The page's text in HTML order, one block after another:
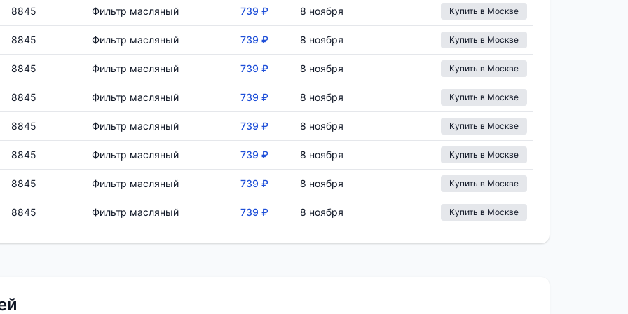
8845 Фильтр масляный 739 ₽ 8 ноября Купить в Москве
8845 Фильтр масляный 739 ₽ 8 ноября Купить в Москве
8845 Фильтр масляный 739 ₽ 8 ноября Купить в Москве
8845 Фильтр масляный 739 ₽ 8 ноября Купить в Москве
8845 Фильтр масляный 739 ₽ 8 ноября Купить в Москве
8845 Фильтр масляный 739 ₽ 8 ноября Купить в Москве
8845 Фильтр масляный 739 ₽ 8 ноября Купить в Москве
8845 Фильтр масляный 739 ₽ 8 ноября Купить в Москве